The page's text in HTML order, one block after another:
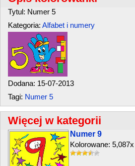
Tytul: Numer 5
Kategoria: Alfabet i numery
Dodana: 15-07-2013
Tagi: Numer 5
Więcej w kategorii
Numer 9
Kolorowane: 5,087x